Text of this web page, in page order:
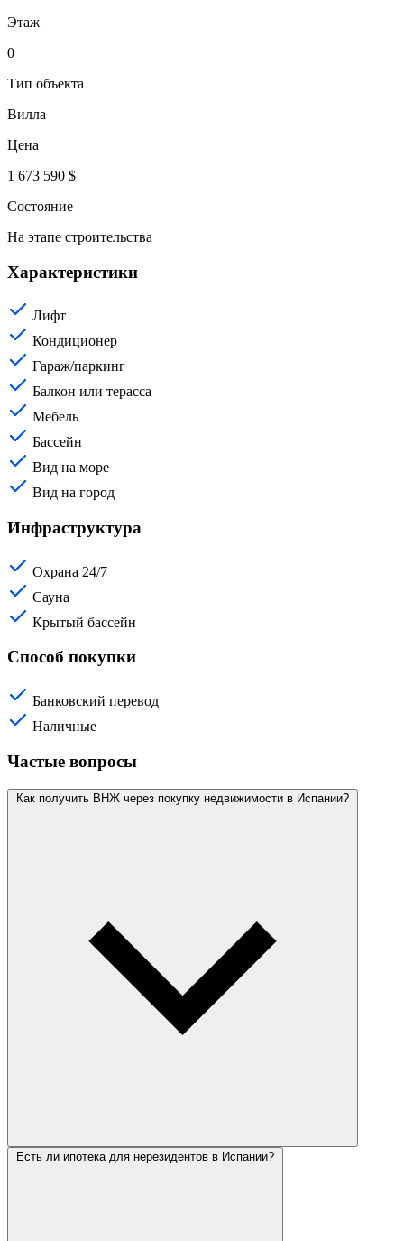
Этаж
0
Тип объекта
Вилла
Цена
1 673 590 $
Состояние
На этапе строительства
Характеристики
Лифт
Кондиционер
Гараж/паркинг
Балкон или терасса
Мебель
Бассейн
Вид на море
Вид на город
Инфраструктура
Охрана 24/7
Сауна
Крытый бассейн
Способ покупки
Банковский перевод
Наличные
Частые вопросы
Как получить ВНЖ через покупку недвижимости в Испании?
Есть ли ипотека для нерезидентов в Испании?